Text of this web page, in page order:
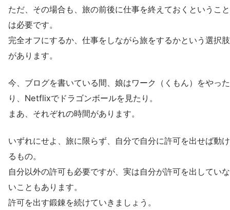
ただ、その場合も、旅の前後に仕事を終えておくということ
は必要です。
完全オフにするか、仕事をしながら旅をするかという選択肢
があります。
今、ブログを書いている間、娘はワーク（くもん）をやった
り、Netflixでドラゴンボールを見たり。
まあ、それぞれの時間があります。
いずれにせよ、旅に限らず、自分で自分に許可を出せば動け
るもの。
自分以外の許可も必要ですが、実は自分が許可を出していな
いこともあります。
許可を出す鍛錬を続けていきましょう。